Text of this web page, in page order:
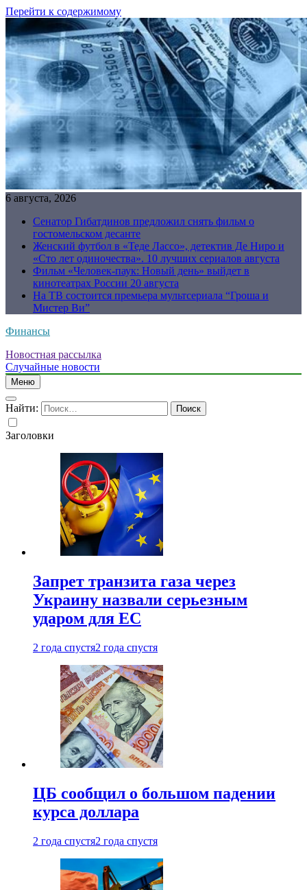
Перейти к содержимому
6 августа, 2026
Сенатор Гибатдинов предложил снять фильм о
гостомельском десанте
Женский футбол в «Теде Лассо», детектив Де Ниро и
«Сто лет одиночества». 10 лучших сериалов августа
Фильм «Человек-паук: Новый день» выйдет в
кинотеатрах России 20 августа
На ТВ состоится премьера мультсериала “Гроша и
Мистер Ви”
Финансы
Новостная рассылка
Случайные новости
Меню
Найти:
Заголовки
Запрет транзита газа через
Украину назвали серьезным
ударом для ЕС
2 года спустя2 года спустя
ЦБ сообщил о большом падении
курса доллара
2 года спустя2 года спустя